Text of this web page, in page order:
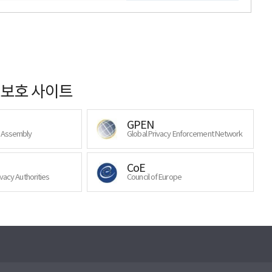
호 사이트
GPEN
Global Privacy Enforcement Network
Authorities
CoE
Council of Europe